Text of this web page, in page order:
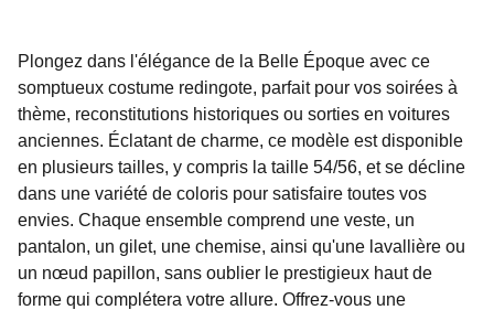
Plongez dans l'élégance de la Belle Époque avec ce
somptueux costume redingote, parfait pour vos soirées à
thème, reconstitutions historiques ou sorties en voitures
anciennes. Éclatant de charme, ce modèle est disponible
en plusieurs tailles, y compris la taille 54/56, et se décline
dans une variété de coloris pour satisfaire toutes vos
envies. Chaque ensemble comprend une veste, un
pantalon, un gilet, une chemise, ainsi qu'une lavallière ou
un nœud papillon, sans oublier le prestigieux haut de
forme qui complétera votre allure. Offrez-vous une